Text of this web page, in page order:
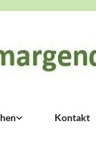
Kontakt